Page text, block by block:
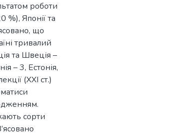
роботи
%), Японії та
що
тривалий
та Швеція –
– 3, Естонія,
(XXI ст.)
сорти